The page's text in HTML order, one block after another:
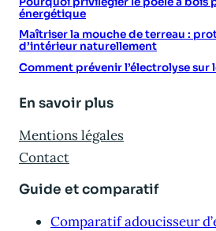
énergétique
Maîtriser la mouche de terreau :
d’intérieur naturellement
Comment prévenir l’électrolyse sur
En savoir plus
Mentions légales
Contact
Guide et comparatif
Comparatif adoucisseur